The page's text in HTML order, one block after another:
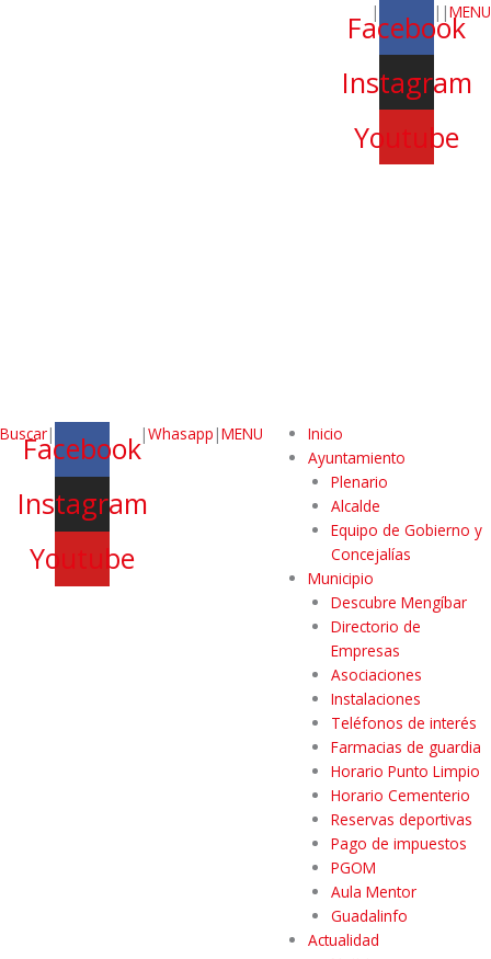
|
Facebook
Instagram
Youtube
| |MENU
Buscar|
Facebook
Instagram
Youtube
|Whasapp |MENU
Inicio
Ayuntamiento
Plenario
Alcalde
Equipo de Gobierno y
Concejalías
Municipio
Descubre Mengíbar
Directorio de
Empresas
Asociaciones
Instalaciones
Teléfonos de interés
Farmacias de guardia
Horario Punto Limpio
Horario Cementerio
Reservas deportivas
Pago de impuestos
PGOM
Aula Mentor
Guadalinfo
Actualidad